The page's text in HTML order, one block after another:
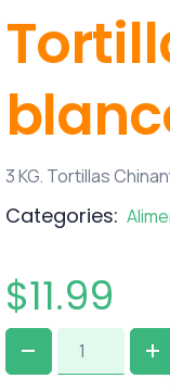
3 KG. Tortillas
Categories:
$11.99